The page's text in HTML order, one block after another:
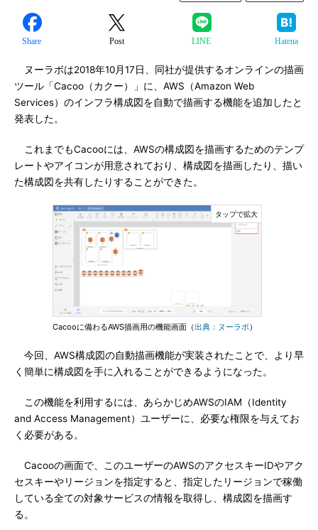
Share Post LINE Hatena
ヌーラボは2018年10月17日、同社が提供するオンラインの描画
ツール「Cacoo（カクー）」に、AWS（Amazon Web
Services）のインフラ構成図を自動で描画する機能を追加したと
発表した。
これまでもCacooには、AWSの構成図を描画するためのテンプ
レートやアイコンが用意されており、構成図を描画したり、描い
た構成図を共有したりすることができた。
Cacooに備わるAWS描画用の機能画面（出典：ヌーラボ）
今回、AWS構成図の自動描画機能が実装されたことで、より早
く簡単に構成図を手に入れることができるようになった。
この機能を利用するには、あらかじめAWSのIAM（Identity
and Access Management）ユーザーに、必要な権限を与えてお
く必要がある。
Cacooの画面で、このユーザーのAWSのアクセスキーIDやアク
セスキーやリージョンを指定すると、指定したリージョンで稼働
している全ての対象サービスの情報を取得し、構成図を描画す
る。